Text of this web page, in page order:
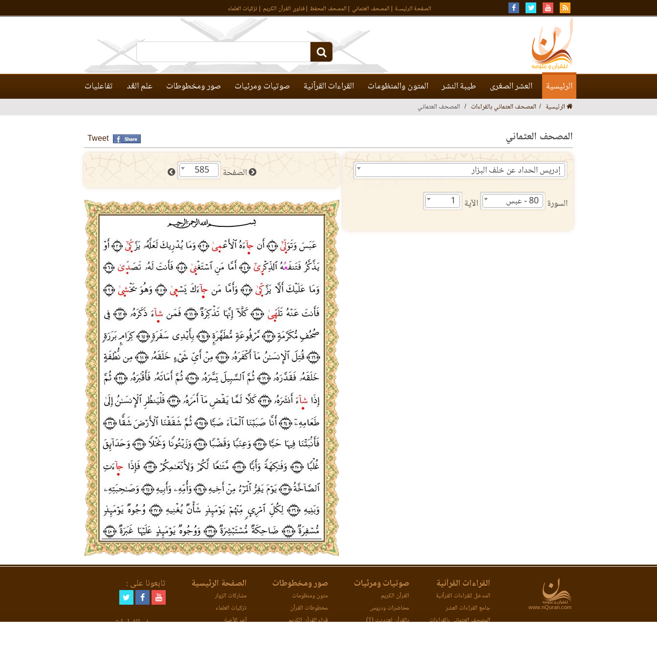
الصفحة الرئيسـة المصحف العثماني المصحف المحفظ فتاوى القرآن الكريم تزكيات العلماء
الرئيسية العشر الصغرى طيبة النشر المتون والمنظومات القراءات القرآنية صوتيات ومرئيات صور ومخطوطات علم العَّد تفاعليات
الرئيسية المصحف العثماني بالقراءات المصحف العثماني
المصحف العثماني Tweet
إدريس الحداد عن خلف البزار
السورة 80 - عبس الآية 1
الصفحة 585
www.nQuran.com
القراءات القرآنية
المدخل للقراءات القرآنية
جامع القراءات العشر
المصحف العثماني بالقراءات
صوتيات ومرئيات
القرآن الكريم
محاضرات ودروس
بالقرآن اهتديت (1)
صور ومخطوطات
متون ومنظومات
مخطوطات القرآن
قراء القرآن الكريم
الصفحة الرئيسية
مشاركات الزوار
تزكيات العلماء
آخر الأخبار
تابعونا على :
مصحف القراءات